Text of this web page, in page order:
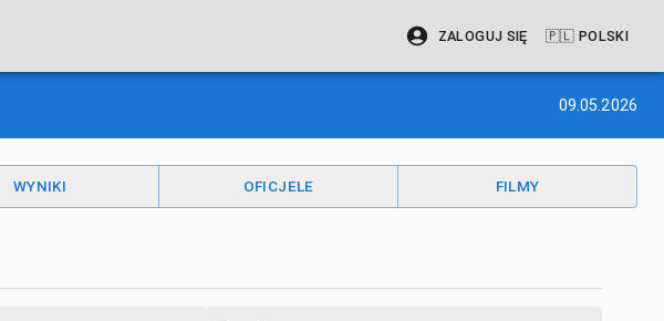
ZALOGUJ SIĘ 🇵🇱 POLSKI
09.05.2026
WYNIKI OFICJELE FILMY